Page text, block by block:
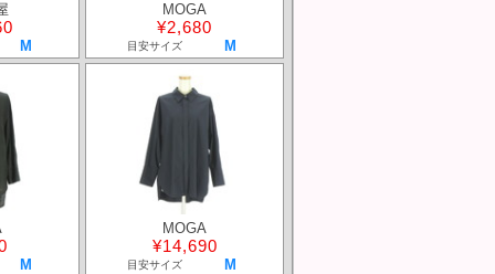
M
MOGA
¥2,680
目安サイズ M
M
MOGA
¥14,690
目安サイズ M